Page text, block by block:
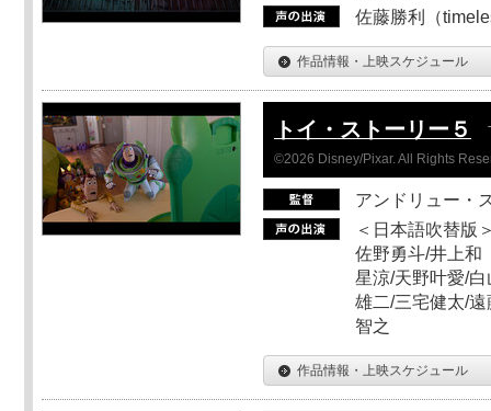
佐藤勝利（
作品情報・上映スケジュール
トイ・ストーリー５
©2026 Disney/Pixar. All Rights
アンドリュー・
＜日本語吹替版
佐野勇斗/井上和
星涼/天野叶愛/
雄二/三宅健太/
智之
作品情報・上映スケジュール